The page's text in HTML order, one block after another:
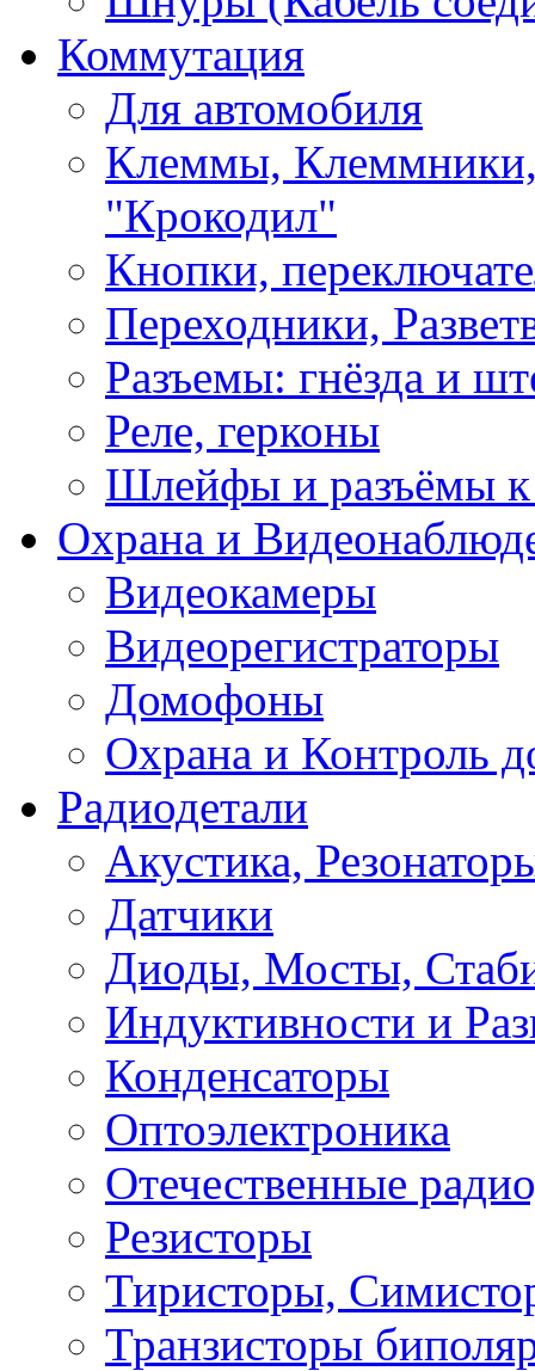
Коммутация
Для автомобиля
Клеммы,
"Крокодил"
Кнопки,
Переходники,
Разъемы: гнёзда и
Реле, герконы
Шлейфы и разъёмы
Охрана и
Видеокамеры
Видеорегистраторы
Домофоны
Охрана и Контроль
Радиодетали
Акустика,
Датчики
Диоды, Мосты,
Индуктивности и
Конденсаторы
Оптоэлектроника
Отечественные
Резисторы
Тиристоры,
Транзисторы